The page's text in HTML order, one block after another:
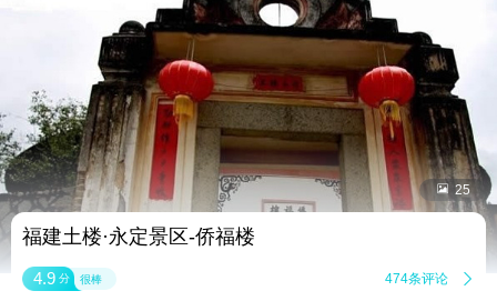
 25
福建土楼·永定景区-侨福楼
4.9 分 很棒 474条评论 